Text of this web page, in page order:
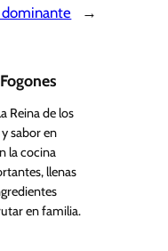
dominante →
Reina de los
sabor en
la cocina
llenas
en familia.